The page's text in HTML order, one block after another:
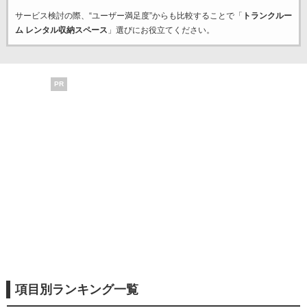
サービス検討の際、“ユーザー満足度”からも比較することで「
トランクルー
ム レンタル収納スペース 」選びにお役立てください。
PR
項目別ランキング一覧